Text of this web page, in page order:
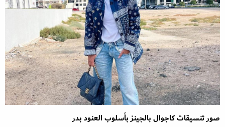
صور تنسيقات كاجوال بالجينز بأسلوب العنود بدر